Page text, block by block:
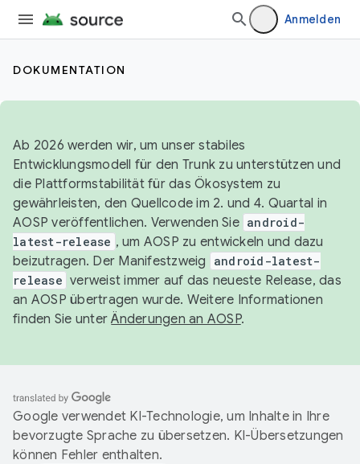
Anmelden
DOKUMENTATION
Ab 2026 werden wir, um unser stabiles
Entwicklungsmodell für den Trunk zu unterstützen und
die Plattformstabilität für das Ökosystem zu
gewährleisten, den Quellcode im 2. und 4. Quartal in
AOSP veröffentlichen. Verwenden Sie android-
latest-release , um AOSP zu entwickeln und dazu
beizutragen. Der Manifestzweig
android-latest-
release verweist immer auf das neueste Release, das
an AOSP übertragen wurde. Weitere Informationen
finden Sie unterÄnderungen an AOSP.
Google verwendet KI-Technologie, um Inhalte in Ihre
bevorzugte Sprache zu übersetzen. KI-Übersetzungen
können Fehler enthalten.